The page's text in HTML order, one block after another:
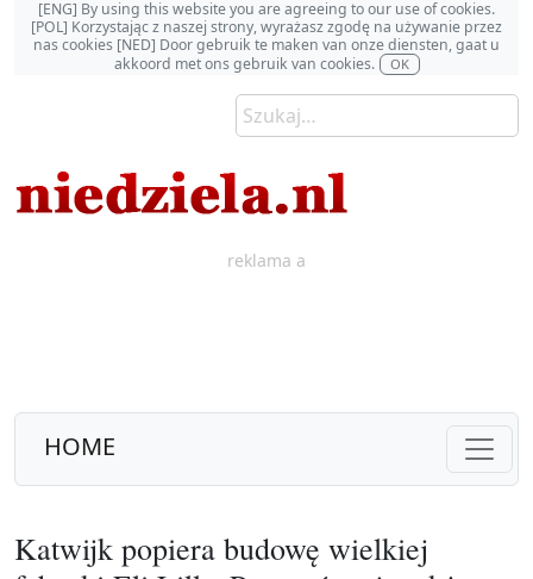
[ENG] By using this website you are agreeing to our use of cookies.
[POL] Korzystając z naszej strony, wyrażasz zgodę na używanie przez
nas cookies [NED] Door gebruik te maken van onze diensten, gaat u
akkoord met ons gebruik van cookies.
OK
reklama a
HOME
Katwijk popiera budowę wielkiej